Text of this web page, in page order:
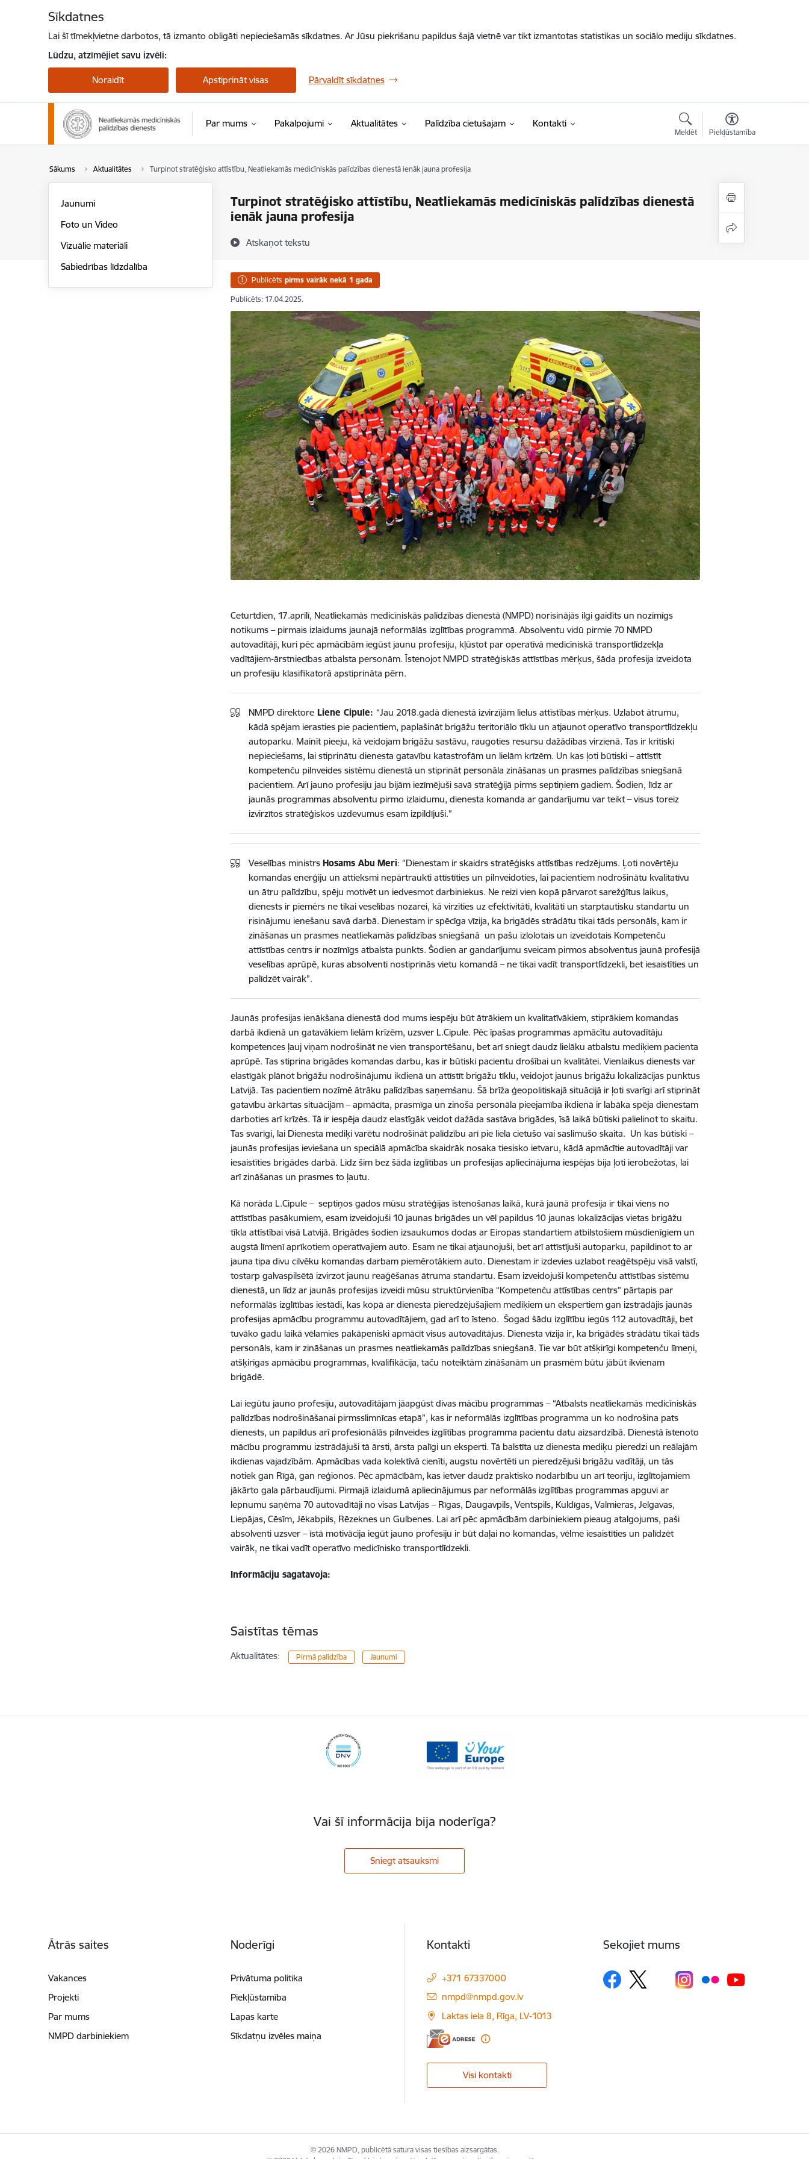
Sīkdatnes
Lai šī tīmekļvietne darbotos, tā izmanto obligāti nepieciešamās sīkdatnes. Ar Jūsu piekrišanu papildus šajā vietnē var tikt izmantotas statistikas un sociālo mediju sīkdatnes.
Lūdzu, atzīmējiet savu izvēli:
Noraidīt Apstiprināt visas Pārvaldīt sīkdatnes
Par mums Pakalpojumi Aktualitātes Palīdzība cietušajam Kontakti
Meklēt Piekļūstamība
Sākums Aktualitātes Turpinot stratēģisko attīstību, Neatliekamās medicīniskās palīdzības dienestā ienāk jauna profesija
Turpinot stratēģisko attīstību, Neatliekamās medicīniskās palīdzības dienestā
ienāk jauna profesija
Atskaņot tekstu
Jaunumi
Foto un Video
Vizuālie materiāli
Sabiedrības līdzdalība
Publicēts pirms vairāk nekā 1 gada
Publicēts: 17.04.2025.
Ceturtdien, 17.aprīlī, Neatliekamās medicīniskās palīdzības dienestā (NMPD) norisinājās ilgi gaidīts un nozīmīgs
notikums – pirmais izlaidums jaunajā neformālās izglītības programmā. Absolventu vidū pirmie 70 NMPD
autovadītāji, kuri pēc apmācībām iegūst jaunu profesiju, kļūstot par operatīvā medicīniskā transportlīdzekļa
vadītājiem-ārstniecības atbalsta personām. Īstenojot NMPD stratēģiskās attīstības mērķus, šāda profesija izveidota
un profesiju klasifikatorā apstiprināta pērn.
NMPD direktore Liene Cipule: “Jau 2018.gadā dienestā izvirzījām lielus attīstības mērķus. Uzlabot ātrumu,
kādā spējam ierasties pie pacientiem, paplašināt brigāžu teritoriālo tīklu un atjaunot operatīvo transportlīdzekļu
autoparku. Mainīt pieeju, kā veidojam brigāžu sastāvu, raugoties resursu dažādības virzienā. Tas ir kritiski
nepieciešams, lai stiprinātu dienesta gatavību katastrofām un lielām krīzēm. Un kas ļoti būtiski – attīstīt
kompetenču pilnveides sistēmu dienestā un stiprināt personāla zināšanas un prasmes palīdzības sniegšanā
pacientiem. Arī jauno profesiju jau bijām iezīmējuši savā stratēģijā pirms septiņiem gadiem. Šodien, līdz ar
jaunās programmas absolventu pirmo izlaidumu, dienesta komanda ar gandarījumu var teikt – visus toreiz
izvirzītos stratēģiskos uzdevumus esam izpildījuši.”
Veselības ministrsHosams Abu Meri: "Dienestam ir skaidrs stratēģisks attīstības redzējums. Ļoti novērtēju
komandas enerģiju un attieksmi nepārtraukti attīstīties un pilnveidoties, lai pacientiem nodrošinātu kvalitatīvu
un ātru palīdzību, spēju motivēt un iedvesmot darbiniekus. Ne reizi vien kopā pārvarot sarežģītus laikus,
dienests ir piemērs ne tikai veselības nozarei, kā virzīties uz efektivitāti, kvalitāti un starptautisku standartu un
risinājumu ienešanu savā darbā. Dienestam ir spēcīga vīzija, ka brigādēs strādātu tikai tāds personāls, kam ir
zināšanas un prasmes neatliekamās palīdzības sniegšanā un pašu izlolotais un izveidotais Kompetenču
attīstības centrs ir nozīmīgs atbalsta punkts. Šodien ar gandarījumu sveicam pirmos absolventus jaunā profesijā
veselības aprūpē, kuras absolventi nostiprinās vietu komandā – ne tikai vadīt transportlīdzekli, bet iesaistīties un
palīdzēt vairāk”.
Jaunās profesijas ienākšana dienestā dod mums iespēju būt ātrākiem un kvalitatīvākiem, stiprākiem komandas
darbā ikdienā un gatavākiem lielām krīzēm, uzsver L.Cipule. Pēc īpašas programmas apmācītu autovadītāju
kompetences ļauj viņam nodrošināt ne vien transportēšanu, bet arī sniegt daudz lielāku atbalstu mediķiem pacienta
aprūpē. Tas stiprina brigādes komandas darbu, kas ir būtiski pacientu drošībai un kvalitātei. Vienlaikus dienests var
elastīgāk plānot brigāžu nodrošinājumu ikdienā un attīstīt brigāžu tīklu, veidojot jaunus brigāžu lokalizācijas punktus
Latvijā. Tas pacientiem nozīmē ātrāku palīdzības saņemšanu. Šā brīža ģeopolitiskajā situācijā ir ļoti svarīgi arī stiprināt
gatavību ārkārtas situācijām – apmācīta, prasmīga un zinoša personāla pieejamība ikdienā ir labāka spēja dienestam
darboties arī krīzēs. Tā ir iespēja daudz elastīgāk veidot dažāda sastāva brigādes, īsā laikā būtiski palielinot to skaitu.
Tas svarīgi, lai Dienesta mediķi varētu nodrošināt palīdzību arī pie liela cietušo vai saslimušo skaita. Un kas būtiski –
jaunās profesijas ieviešana un speciālā apmācība skaidrāk nosaka tiesisko ietvaru, kādā apmācītie autovadītāji var
iesaistīties brigādes darbā. Līdz šim bez šāda izglītības un profesijas apliecinājuma iespējas bija ļoti ierobežotas, lai
arī zināšanas un prasmes to ļautu.
Kā norāda L.Cipule – septiņos gados mūsu stratēģijas īstenošanas laikā, kurā jaunā profesija ir tikai viens no
attīstības pasākumiem, esam izveidojuši 10 jaunas brigādes un vēl papildus 10 jaunas lokalizācijas vietas brigāžu
tīkla attīstībai visā Latvijā. Brigādes šodien izsaukumos dodas ar Eiropas standartiem atbilstošiem mūsdienīgiem un
augstā līmenī aprīkotiem operatīvajiem auto. Esam ne tikai atjaunojuši, bet arī attīstījuši autoparku, papildinot to ar
jauna tipa divu cilvēku komandas darbam piemērotākiem auto. Dienestam ir izdevies uzlabot reaģētspēju visā valstī,
tostarp galvaspilsētā izvirzot jaunu reaģēšanas ātruma standartu. Esam izveidojuši kompetenču attīstības sistēmu
dienestā, un līdz ar jaunās profesijas izveidi mūsu struktūrvienība “Kompetenču attīstības centrs” pārtapis par
neformālās izglītības iestādi, kas kopā ar dienesta pieredzējušajiem mediķiem un ekspertiem gan izstrādājis jaunās
profesijas apmācību programmu autovadītājiem, gad arī to īsteno. Šogad šādu izglītību iegūs 112 autovadītāji, bet
tuvāko gadu laikā vēlamies pakāpeniski apmācīt visus autovadītājus. Dienesta vīzija ir, ka brigādēs strādātu tikai tāds
personāls, kam ir zināšanas un prasmes neatliekamās palīdzības sniegšanā. Tie var būt atšķirīgi kompetenču līmeņi,
atšķirīgas apmācību programmas, kvalifikācija, taču noteiktām zināšanām un prasmēm būtu jābūt ikvienam
brigādē.
Lai iegūtu jauno profesiju, autovadītājam jāapgūst divas mācību programmas – “Atbalsts neatliekamās medicīniskās
palīdzības nodrošināšanai pirmsslimnīcas etapā”, kas ir neformālās izglītības programma un ko nodrošina pats
dienests, un papildus arī profesionālās pilnveides izglītības programma pacientu datu aizsardzībā. Dienestā īstenoto
mācību programmu izstrādājuši tā ārsti, ārsta palīgi un eksperti. Tā balstīta uz dienesta mediķu pieredzi un reālajām
ikdienas vajadzībām. Apmācības vada kolektīvā cienīti, augstu novērtēti un pieredzējuši brigāžu vadītāji, un tās
notiek gan Rīgā, gan reģionos. Pēc apmācībām, kas ietver daudz praktisko nodarbību un arī teoriju, izglītojamiem
jākārto gala pārbaudījumi. Pirmajā izlaidumā apliecinājumus par neformālās izglītības programmas apguvi ar
lepnumu saņēma 70 autovadītāji no visas Latvijas – Rīgas, Daugavpils, Ventspils, Kuldīgas, Valmieras, Jelgavas,
Liepājas, Cēsīm, Jēkabpils, Rēzeknes un Gulbenes. Lai arī pēc apmācībām darbiniekiem pieaug atalgojums, paši
absolventi uzsver – īstā motivācija iegūt jauno profesiju ir būt daļai no komandas, vēlme iesaistīties un palīdzēt
vairāk, ne tikai vadīt operatīvo medicīnisko transportlīdzekli.
Informāciju sagatavoja:
Saistītas tēmas
Aktualitātes: Pirmā palīdzība Jaunumi
Vai šī informācija bija noderīga?
Sniegt atsauksmi
Ātrās saites
Vakances
Projekti
Par mums
NMPD darbiniekiem
Noderīgi
Privātuma politika
Piekļūstamība
Lapas karte
Sīkdatņu izvēles maiņa
Kontakti
+371 67337000
E-pasts:
nmpd@nmpd.gov.lv
Laktas iela 8, Rīga, LV-1013
Visi kontakti
Sekojiet mums
© 2026 NMPD, publicētā satura visas tiesības aizsargātas.